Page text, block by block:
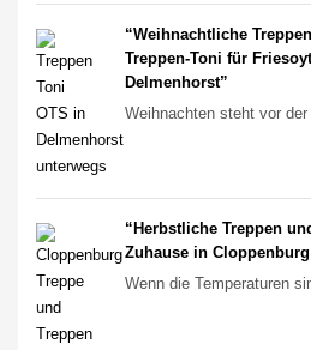
“Weihnachtliche
Treppen-Toni für
Delmenhorst”
Weihnachten steht vor
“Herbstliche Treppen
Zuhause in
Wenn die Temperaturen